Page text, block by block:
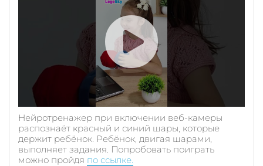
Нейротренажер при включении веб-камеры
распознаёт красный и синий шары, которые
держит ребёнок. Ребёнок, двигая шарами,
выполняет задания. Попробовать поиграть
можно пройдя по ссылке.